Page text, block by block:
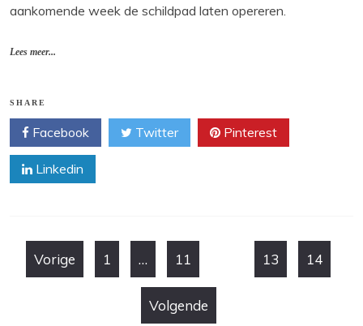
aankomende week de schildpad laten opereren.
Lees meer...
SHARE
Facebook Twitter Pinterest
Linkedin
Berichten
Vorige 1 … 11 13 14
Volgende